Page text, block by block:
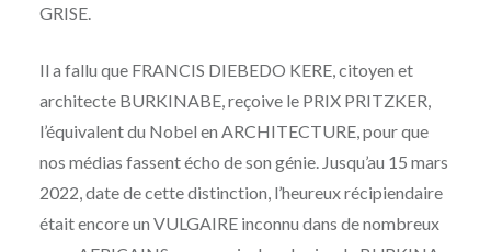
GRISE.
Il a fallu que FRANCIS DIEBEDO KERE, citoyen et
architecte BURKINABE, reçoive le PRIX PRITZKER,
l’équivalent du Nobel en ARCHITECTURE, pour que
nos médias fassent écho de son génie. Jusqu’au 15 mars
2022, date de cette distinction, l’heureux récipiendaire
était encore un VULGAIRE inconnu dans de nombreux